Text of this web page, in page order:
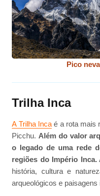
Pico
Trilha Inca
A Trilha Incaé a rota mais
Picchu. Além do valor
o legado de uma rede
regiões do Império Inca.
história, cultura e
arqueológicos e